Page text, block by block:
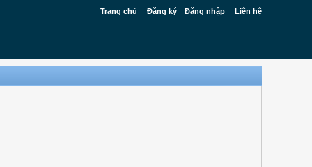
Trang chủ Đăng ký Đăng nhập Liên hệ